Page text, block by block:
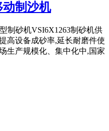
动制沙机
制砂机VSI6X1263制砂机供
高设备成砂率,延长耐磨件使
生产规模化、集中化中,国家